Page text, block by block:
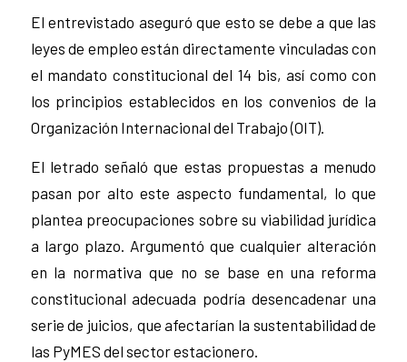
El entrevistado aseguró que esto se debe a que las
leyes de empleo están directamente vinculadas con
el mandato constitucional del 14 bis, así como con
los principios establecidos en los convenios de la
Organización Internacional del Trabajo (OIT).
El letrado señaló que estas propuestas a menudo
pasan por alto este aspecto fundamental, lo que
plantea preocupaciones sobre su viabilidad jurídica
a largo plazo. Argumentó que cualquier alteración
en la normativa que no se base en una reforma
constitucional adecuada podría desencadenar una
serie de juicios, que afectarían la sustentabilidad de
las PyMES del sector estacionero.